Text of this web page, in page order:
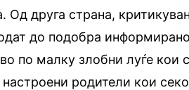
Од друга страна,
до подобра
по малку злобни луѓе кои
родители кои